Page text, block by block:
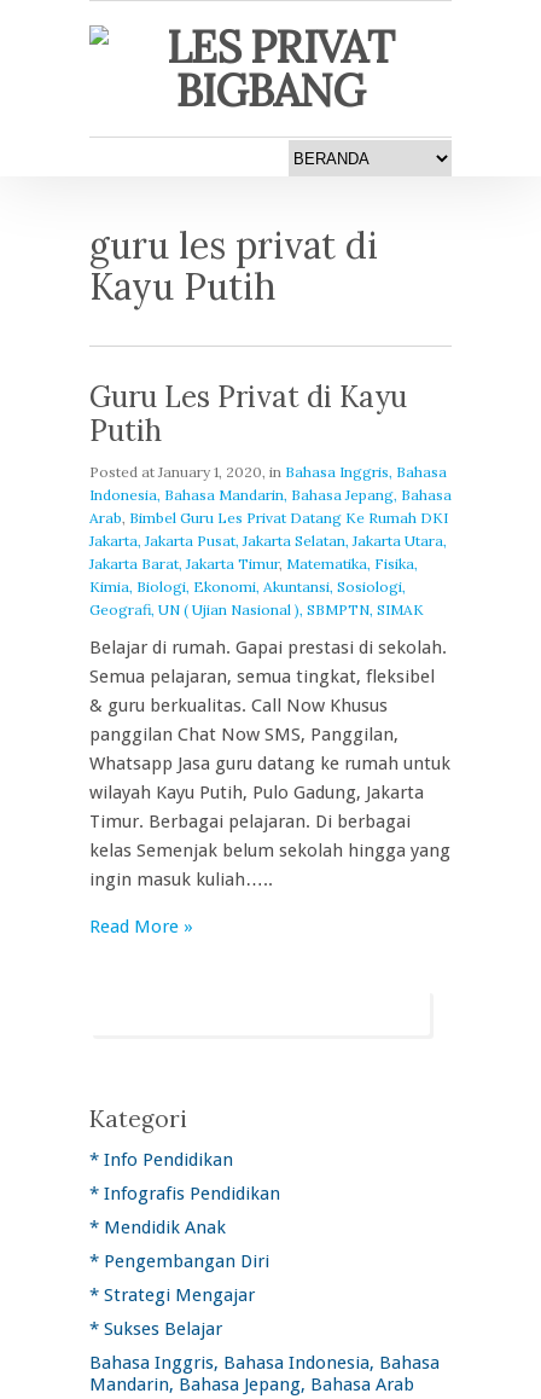
guru les privat di
Kayu Putih
Guru Les Privat di Kayu
Putih
Posted atJanuary 1, 2020, in Bahasa Inggris, Bahasa
Indonesia, Bahasa Mandarin, Bahasa Jepang, Bahasa
Arab, Bimbel Guru Les Privat Datang Ke Rumah DKI
Jakarta, Jakarta Pusat, Jakarta Selatan, Jakarta Utara,
Jakarta Barat, Jakarta Timur, Matematika, Fisika,
Kimia, Biologi, Ekonomi, Akuntansi, Sosiologi,
Geografi, UN ( Ujian Nasional ), SBMPTN, SIMAK
Belajar di rumah. Gapai prestasi di sekolah.
Semua pelajaran, semua tingkat, fleksibel
& guru berkualitas. Call Now Khusus
panggilan Chat Now SMS, Panggilan,
Whatsapp Jasa guru datang ke rumah untuk
wilayah Kayu Putih, Pulo Gadung, Jakarta
Timur. Berbagai pelajaran. Di berbagai
kelas Semenjak belum sekolah hingga yang
ingin masuk kuliah…..
Read More »
Kategori
* Info Pendidikan
* Infografis Pendidikan
* Mendidik Anak
* Pengembangan Diri
* Strategi Mengajar
* Sukses Belajar
Bahasa Inggris, Bahasa Indonesia, Bahasa
Mandarin, Bahasa Jepang, Bahasa Arab